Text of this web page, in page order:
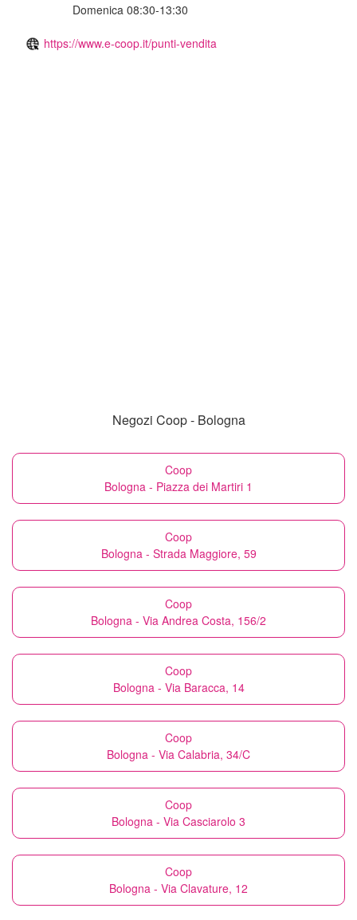
Domenica 08:30-13:30
https://www.e-coop.it/punti-vendita
Negozi Coop - Bologna
Coop
Bologna - Piazza dei Martiri 1
Coop
Bologna - Strada Maggiore, 59
Coop
Bologna - Via Andrea Costa, 156/2
Coop
Bologna - Via Baracca, 14
Coop
Bologna - Via Calabria, 34/C
Coop
Bologna - Via Casciarolo 3
Coop
Bologna - Via Clavature, 12